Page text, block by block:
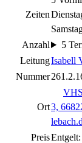
Zeiten
Anzahl
5
LeitungIsabell
Nummer
Ort3,
Preis